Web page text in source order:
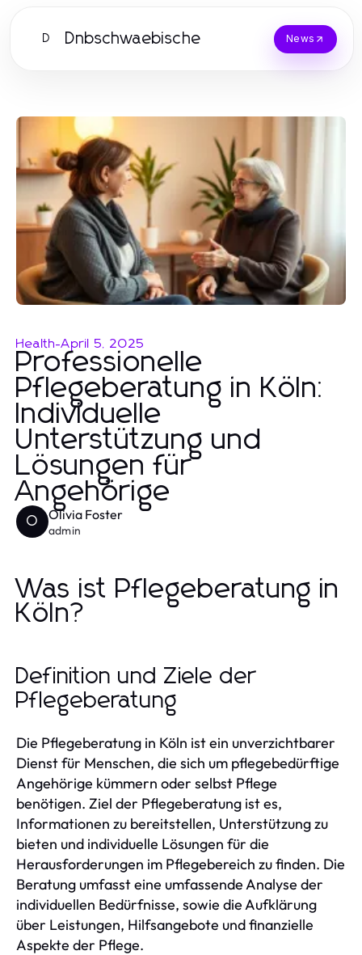
D Dnbschwaebische News
Health-April 5, 2025
Professionelle
Pflegeberatung in Köln:
Individuelle
Unterstützung und
Lösungen für
Angehörige
O Olivia Foster
admin
Was ist Pflegeberatung in
Köln?
Definition und Ziele der
Pflegeberatung
Die Pflegeberatung in Köln ist ein unverzichtbarer
Dienst für Menschen, die sich um pflegebedürftige
Angehörige kümmern oder selbst Pflege
benötigen. Ziel der Pflegeberatung ist es,
Informationen zu bereitstellen, Unterstützung zu
bieten und individuelle Lösungen für die
Herausforderungen im Pflegebereich zu finden. Die
Beratung umfasst eine umfassende Analyse der
individuellen Bedürfnisse, sowie die Aufklärung
über Leistungen, Hilfsangebote und finanzielle
Aspekte der Pflege.